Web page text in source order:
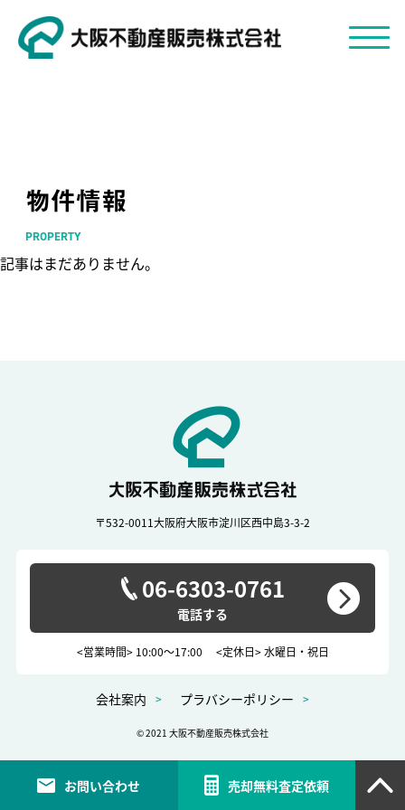
お問い合わせ 売却無料査定依頼
物件情報
PROPERTY
記事はまだありません。
〒532-0011大阪府大阪市淀川区西中島3-3-2
06-6303-0761
<営業時間> 10:00～17:00 <定休日> 水曜日・祝日
会社案内 プラバシーポリシー
© 2021 大阪不動産販売株式会社